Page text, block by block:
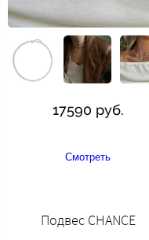
17590 руб.
Смотреть
Подвес CHANCE